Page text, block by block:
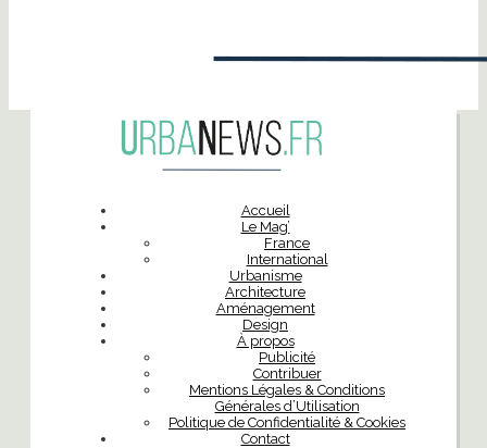
Accueil
Le Mag’
France
International
Urbanisme
Architecture
Aménagement
Design
À propos
Publicité
Contribuer
Mentions Légales & Conditions
Générales d’Utilisation
Politique de Confidentialité & Cookies
Contact